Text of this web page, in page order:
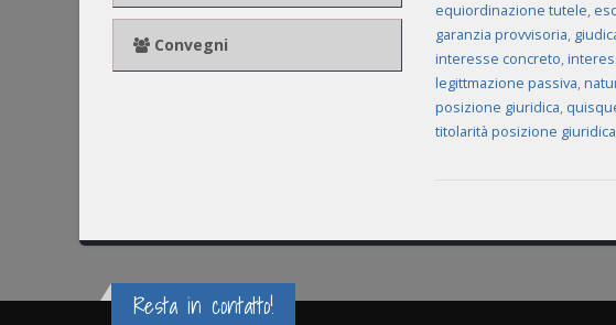
Convegni
equiordinazione tutele,
garanzia provvisoria,
interesse concreto,
legittmazione passiva,
posizione giuridica,
titolarità posizione giuridica
Resta in contatto!